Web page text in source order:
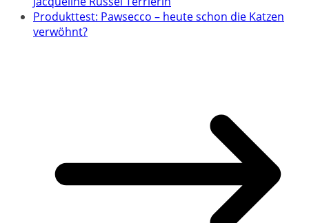
Produkttest: Pawsecco – heute schon die Katzen
verwöhnt?